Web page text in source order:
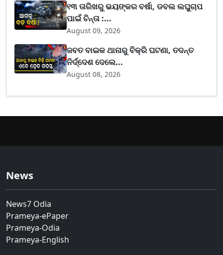
୧୩ ତାରିଖରୁ ଭୟଙ୍କର ବର୍ଷା, ଡବଲ ଲଘୁଚାପ
ପାଇଁ ଚିନ୍ତା :...
August 09, 2026
ଜବତ ବାଇକ ଥାନାରୁ ବିକ୍ରି ଘଟଣା, ତଦନ୍ତ
ନିର୍ଦ୍ଦେଶ ଦେଲେ...
August 08, 2026
News
News7 Odia
Prameya-ePaper
Prameya-Odia
Prameya-English